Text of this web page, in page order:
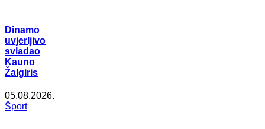
Dinamo
uvjerljivo
svladao
Kauno
Žalgiris
05.08.2026.
Šport